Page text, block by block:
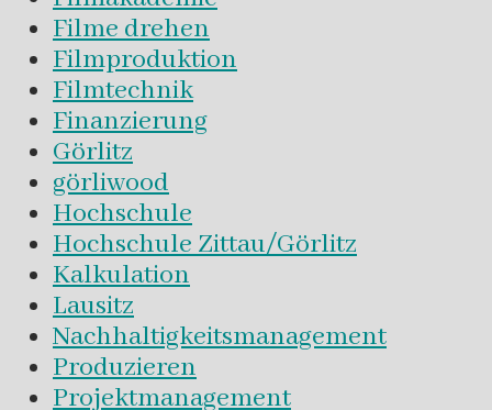
Filme drehen
Filmproduktion
Filmtechnik
Finanzierung
Görlitz
görliwood
Hochschule
Hochschule Zittau/Görlitz
Kalkulation
Lausitz
Nachhaltigkeitsmanagement
Produzieren
Projektmanagement